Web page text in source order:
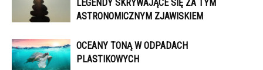
LEGENDY SKRYWAJĄCE SIĘ ZA TYM
ASTRONOMICZNYM ZJAWISKIEM
OCEANY TONĄ W ODPADACH
PLASTIKOWYCH